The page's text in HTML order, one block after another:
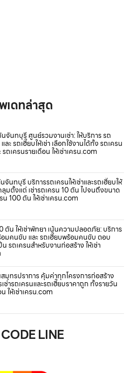
เดทล่าสุด
จันทบุรี ศูนย์รวมงานเช่า: ให้บริการ รถ
และ รถเฮี๊ยบให้เช่า เลือกใช้งานได้ทั้ง รถเครน
รถเครนรายเดือน ให้เช่าเครน.com
จันทบุรี บริการรถเครนให้เช่าและรถเฮี๊ยบให้
ลุมตั้งแต่ เช่ารถเครน 10 ตัน ไปจนถึงขนาด
100 ตัน ให้เช่าเครน.com
ตัน ให้เช่าพัทยา เน้นความปลอดภัย: บริการ
มคนขับ และ รถเฮี๊ยบพร้อมคนขับ ตอบ
น รถเครนสำหรับงานก่อสร้าง ให้เช่า
มุทรปราการ คุ้มค่าทุกโครงการก่อสร้าง
ช่ารถเครนและรถเฮี๊ยบราคาถูก ทั้งรายวัน
ให้เช่าเครน.com
LINE